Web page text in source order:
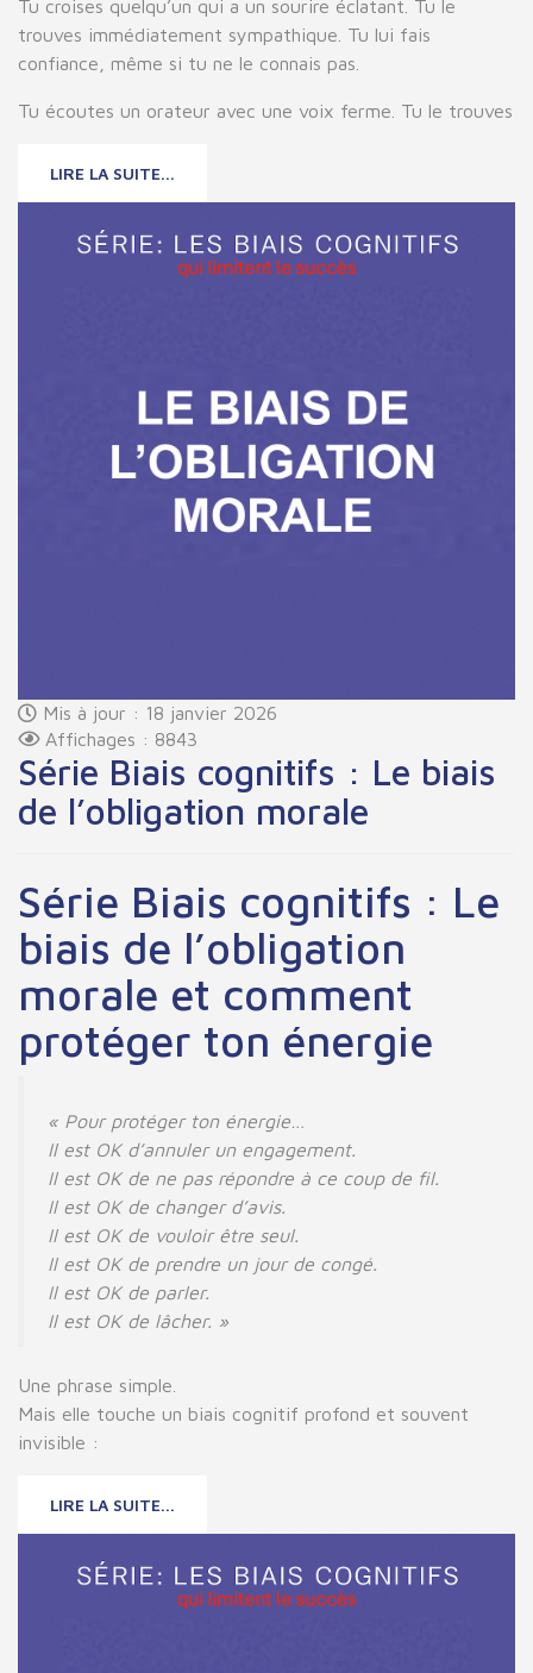
Tu croises quelqu’un qui a un sourire éclatant. Tu le
trouves immédiatement sympathique. Tu lui fais
confiance, même si tu ne le connais pas.
Tu écoutes un orateur avec une voix ferme. Tu le trouves
LIRE LA SUITE...
Mis à jour : 18 janvier 2026
Affichages : 8843
Série Biais cognitifs : Le biais
de l’obligation morale
Série Biais cognitifs : Le
biais de l’obligation
morale et comment
protéger ton énergie
« Pour protéger ton énergie…
Il est OK d’annuler un engagement.
Il est OK de ne pas répondre à ce coup de fil.
Il est OK de changer d’avis.
Il est OK de vouloir être seul.
Il est OK de prendre un jour de congé.
Il est OK de parler.
Il est OK de lâcher. »
Une phrase simple.
Mais elle touche un biais cognitif profond et souvent
invisible :
LIRE LA SUITE...